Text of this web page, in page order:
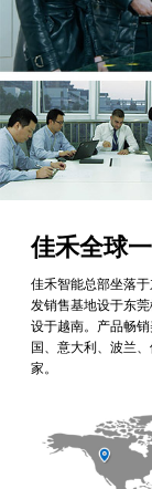
佳禾全球
佳禾智能总部坐落
发销售基地设于东
设于越南。产品畅
国、意大利、波兰
家。